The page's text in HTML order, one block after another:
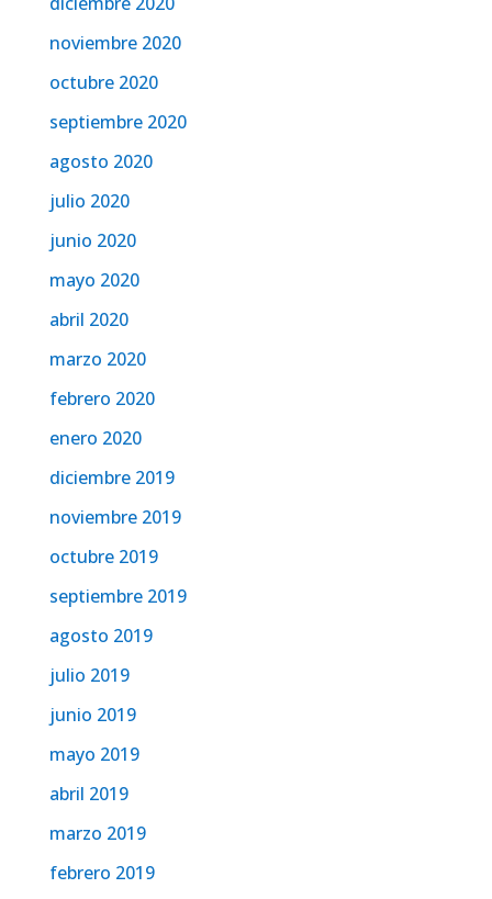
noviembre 2020
octubre 2020
septiembre 2020
agosto 2020
julio 2020
junio 2020
mayo 2020
abril 2020
marzo 2020
febrero 2020
enero 2020
diciembre 2019
noviembre 2019
octubre 2019
septiembre 2019
agosto 2019
julio 2019
junio 2019
mayo 2019
abril 2019
marzo 2019
febrero 2019